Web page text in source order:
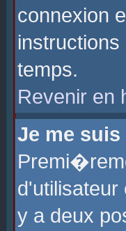
connexion
temps.
Revenir en
Je me
y a deux